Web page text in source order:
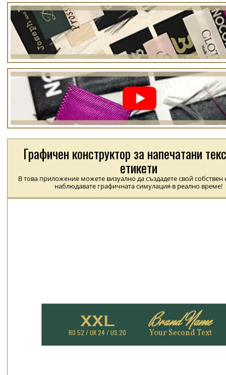
Графичен конструктор за напечатани
етикети
В това приложение можете визуално да създадете свой собствен
наблюдавате графичната симулация в реално време!